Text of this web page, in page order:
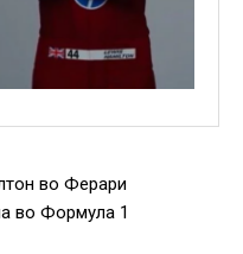
во Ферари
во Формула 1